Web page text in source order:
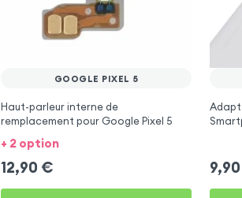
GOOGLE PIXEL 5
Haut-parleur interne de
remplacement pour Google Pixel 5
+ 2 option
12,90 € 9,90